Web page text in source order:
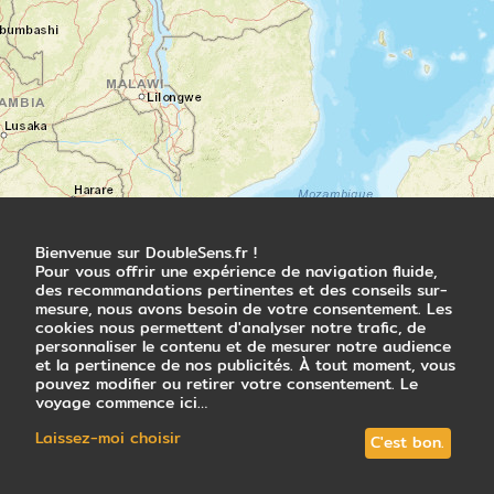
Les Hamers se déplacent en groupe, avec
leurs troupeaux de bovins, selon un
itinéraire précis établi par leurs ancêtres au
premier matin du monde. Parmi eux, de
jeunes hommes armés assurent la sécurité
du groupe. Profitant des longues étapes qui
rythment leur mouvance, ils cultivent le
sorgho; une fois les ressources en eau
fertile. Ils logent dans des huttes ogivales
de branchages savamment enchevêtrés qui
résistent aux forts vents de sable.
Nuit en hôtel
Jour 5
Bienvenue sur DoubleSens.fr !
Pour vous offrir une expérience de navigation fluide,
des recommandations pertinentes et des conseils sur-
mesure, nous avons besoin de votre consentement. Les
cookies nous permettent d'analyser notre trafic, de
personnaliser le contenu et de mesurer notre audience
et la pertinence de nos publicités. À tout moment, vous
pouvez modifier ou retirer votre consentement. Le
voyage commence ici…
Laissez-moi choisir
C'est bon.